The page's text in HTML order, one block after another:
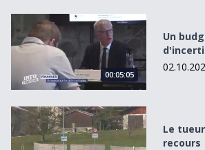
Un budget sur fond
00:05:05
Un
Le tueur de Sorens fait recours
Le
recours